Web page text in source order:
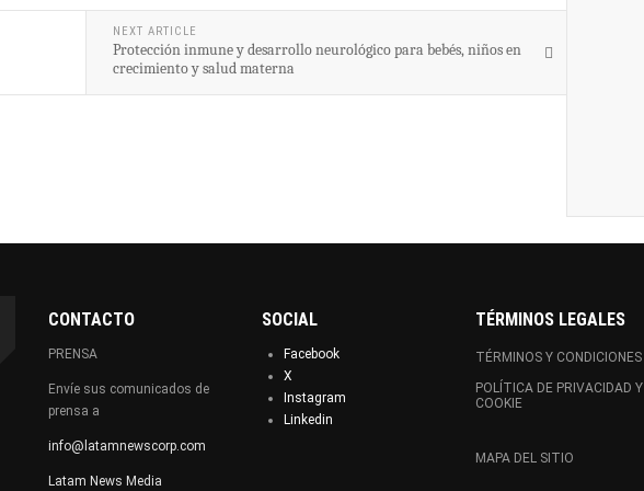
NEXT ARTICLE
Protección inmune y desarrollo neurológico para bebés, niños en
crecimiento y salud materna
CONTACTO
PRENSA
Envíe sus comunicados de
prensa a
info@latamnewscorp.com
Latam News Media
SOCIAL
Facebook
X
Instagram
Linkedin
TÉRMINOS LEGALES
TÉRMINOS Y CONDICIONES
POLÍTICA DE PRIVACIDAD Y
COOKIE
MAPA DEL SITIO